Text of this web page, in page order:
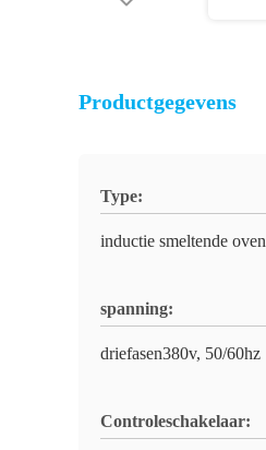
Productgegevens
Type:
inductie smeltende oven
spanning:
driefasen380v, 50/60hz
Controleschakelaar: